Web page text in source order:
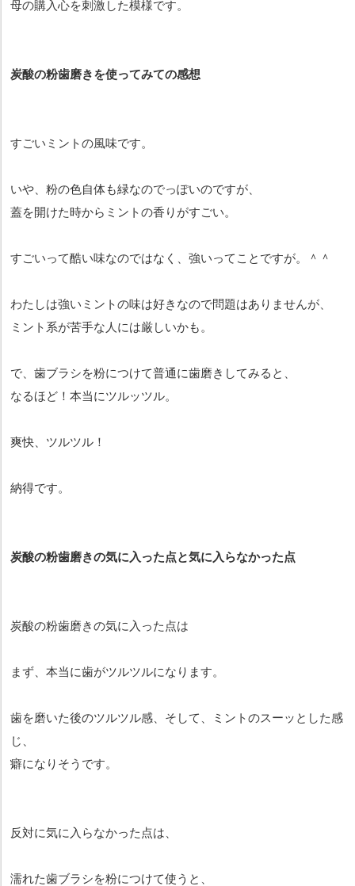
母の購入心を刺激した模様です。
炭酸の粉歯磨きを使ってみての感想
すごいミントの風味です。
いや、粉の色自体も緑なのでっぽいのですが、
蓋を開けた時からミントの香りがすごい。
すごいって酷い味なのではなく、強いってことですが。＾＾
わたしは強いミントの味は好きなので問題はありませんが、
ミント系が苦手な人には厳しいかも。
で、歯ブラシを粉につけて普通に歯磨きしてみると、
なるほど！本当にツルッツル。
爽快、ツルツル！
納得です。
炭酸の粉歯磨きの気に入った点と気に入らなかった点
炭酸の粉歯磨きの気に入った点は
まず、本当に歯がツルツルになります。
歯を磨いた後のツルツル感、そして、ミントのスーッとした感
じ、
癖になりそうです。
反対に気に入らなかった点は、
濡れた歯ブラシを粉につけて使うと、